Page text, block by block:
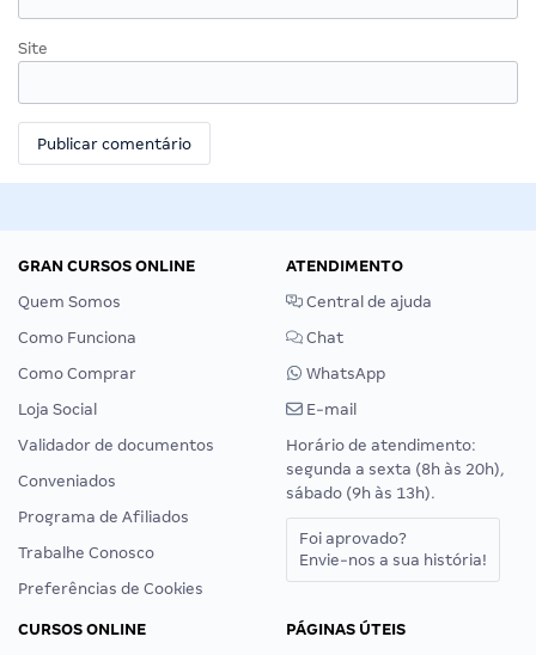
Site
GRAN CURSOS ONLINE
Quem Somos
Como Funciona
Como Comprar
Loja Social
Validador de documentos
Conveniados
Programa de Afiliados
Trabalhe Conosco
Preferências de Cookies
ATENDIMENTO
Central de ajuda
Chat
WhatsApp
E-mail
Horário de atendimento:
segunda a sexta (8h às 20h),
sábado (9h às 13h).
Foi aprovado?
Envie-nos a sua história!
CURSOS ONLINE
PÁGINAS ÚTEIS